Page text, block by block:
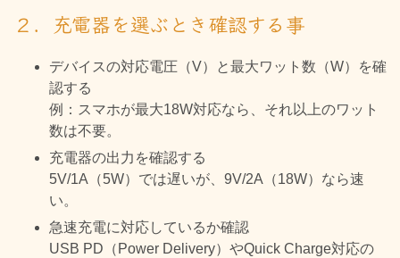
２．充電器を選ぶとき確認する事
デバイスの対応電圧（V）と最大ワット数（W）を確
認する
例：スマホが最大18W対応なら、それ以上のワット
数は不要。
充電器の出力を確認する
5V/1A（5W）では遅いが、9V/2A（18W）なら速
い。
急速充電に対応しているか確認
USB PD（Power Delivery）やQuick Charge対応の